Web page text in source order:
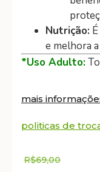
Nutrição:
e melhora
*Uso Adulto:
mais
politicas de
R$69,00